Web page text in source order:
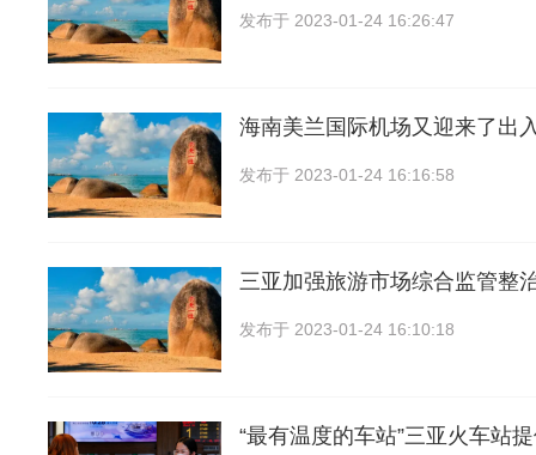
发布于 2023-01-24 16:26:47
海南美兰国际机场又迎来了出
发布于 2023-01-24 16:16:58
三亚加强旅游市场综合监管整
发布于 2023-01-24 16:10:18
“最有温度的车站”三亚火车站